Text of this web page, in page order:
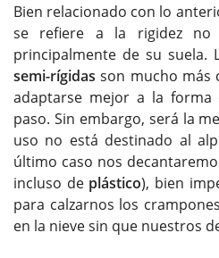
Bien relacionado con lo
se refiere a la rigidez
principalmente de su suela.
semi-rígidas son mucho más
adaptarse mejor a la
paso. Sin embargo, será la
uso no está destinado al
último caso nos
incluso de plástico), bien
para calzarnos los
en la nieve sin que nuestros